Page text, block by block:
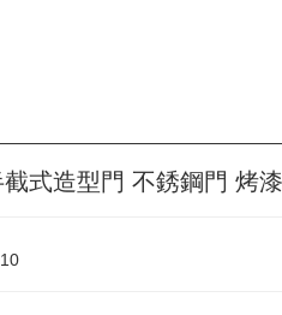
截式造型門 不銹鋼門 烤